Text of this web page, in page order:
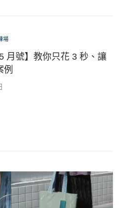
場
月號】教你只花 3 秒、讓
例